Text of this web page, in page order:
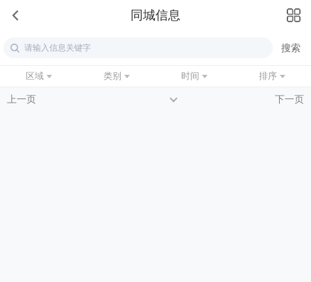
同城信息
区域 类别 时间 排序
上一页 下一页